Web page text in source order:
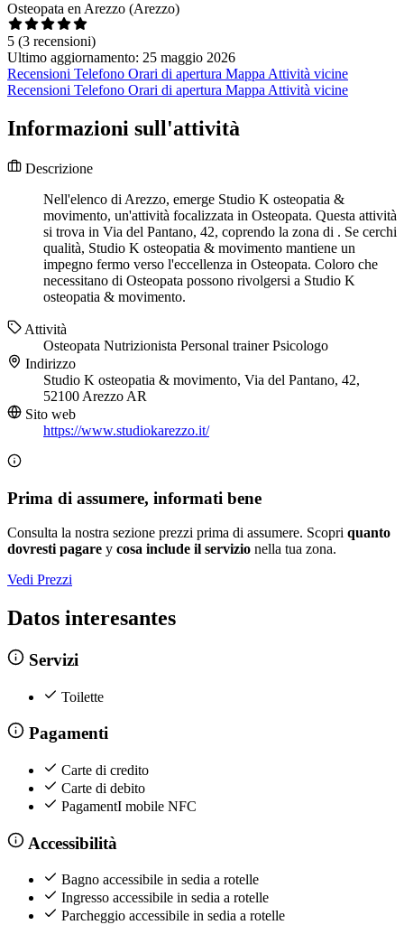
Osteopata en Arezzo (Arezzo)
5 (3 recensioni)
Ultimo aggiornamento: 25 maggio 2026
Recensioni Telefono Orari di apertura Mappa Attività vicine
Recensioni Telefono Orari di apertura Mappa Attività vicine
Informazioni sull'attività
Descrizione
Nell'elenco di Arezzo, emerge Studio K osteopatia &
movimento, un'attività focalizzata in Osteopata. Questa attività
si trova in Via del Pantano, 42, coprendo la zona di . Se cerchi
qualità, Studio K osteopatia & movimento mantiene un
impegno fermo verso l'eccellenza in Osteopata. Coloro che
necessitano di Osteopata possono rivolgersi a Studio K
osteopatia & movimento.
Attività
Osteopata Nutrizionista Personal trainerPsicologo
Indirizzo
Studio K osteopatia & movimento, Via del Pantano, 42,
52100 Arezzo AR
Sito web
https://www.studiokarezzo.it/
Prima di assumere, informati bene
Consulta la nostra sezione prezzi prima di assumere. Scopri quanto
dovresti pagare y cosa include il servizio nella tua zona.
Vedi Prezzi
Datos interesantes
Servizi
Toilette
Pagamenti
Carte di credito
Carte di debito
PagamentI mobile NFC
Accessibilità
Bagno accessibile in sedia a rotelle
Ingresso accessibile in sedia a rotelle
Parcheggio accessibile in sedia a rotelle